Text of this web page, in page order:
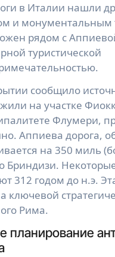
и монументальным
рядом с
туристической
сообщило
на участке
Флумери,
Аппиева дорога,
на 350 миль
Бриндизи.
312 годом до н.э.
ключевой
Рима.
планирование